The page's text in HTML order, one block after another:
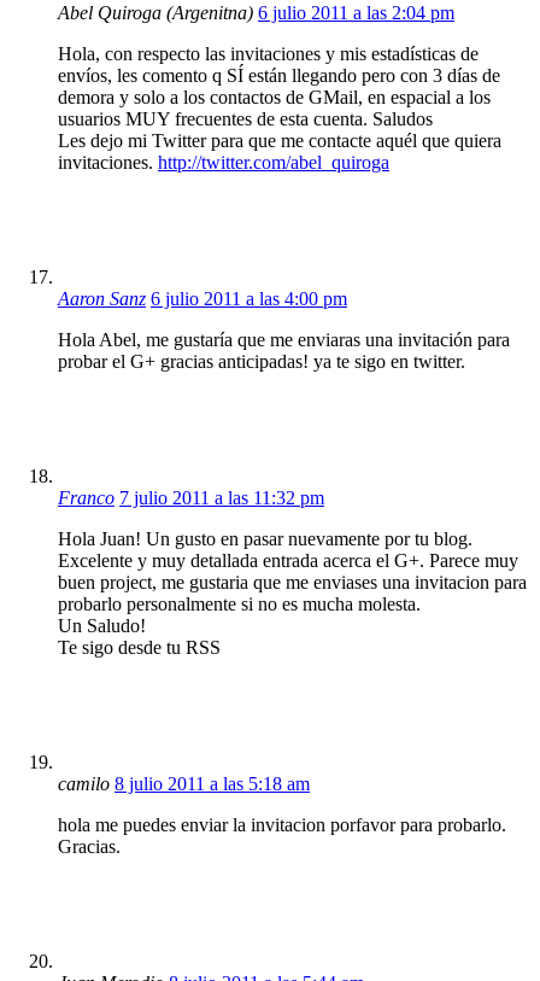
Abel Quiroga (Argenitna) 6 julio 2011 a las 2:04 pm
Hola, con respecto las invitaciones y mis estadísticas de
envíos, les comento q SÍ están llegando pero con 3 días de
demora y solo a los contactos de GMail, en espacial a los
usuarios MUY frecuentes de esta cuenta. Saludos
Les dejo mi Twitter para que me contacte aquél que quiera
invitaciones. http://twitter.com/abel_quiroga
Aaron Sanz 6 julio 2011 a las 4:00 pm
Hola Abel, me gustaría que me enviaras una invitación para
probar el G+ gracias anticipadas! ya te sigo en twitter.
Franco 7 julio 2011 a las 11:32 pm
Hola Juan! Un gusto en pasar nuevamente por tu blog.
Excelente y muy detallada entrada acerca el G+. Parece muy
buen project, me gustaria que me enviases una invitacion para
probarlo personalmente si no es mucha molesta.
Un Saludo!
Te sigo desde tu RSS
camilo 8 julio 2011 a las 5:18 am
hola me puedes enviar la invitacion porfavor para probarlo.
Gracias.